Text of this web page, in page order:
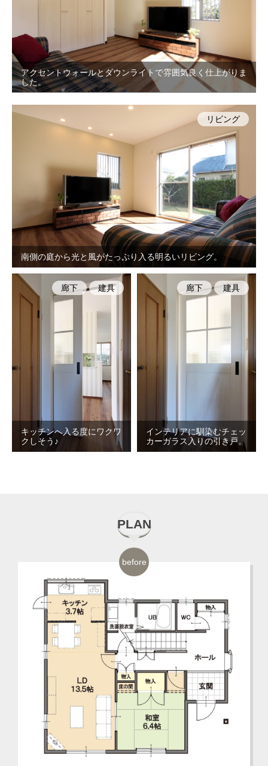
アクセントウォールとダウンライトで雰囲気良く仕上がりま
した。
南側の庭から光と風がたっぷり入る明るいリビング。
リビング
キッチンへ入る度にワクワ
クしそう♪
廊下 建具
インテリアに馴染むチェッ
カーガラス入りの引き戸。
廊下 建具
PLAN
before